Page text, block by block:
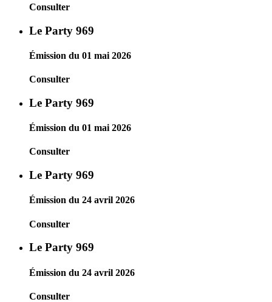
Consulter
Le Party 969
Émission du 01 mai 2026
Consulter
Le Party 969
Émission du 01 mai 2026
Consulter
Le Party 969
Émission du 24 avril 2026
Consulter
Le Party 969
Émission du 24 avril 2026
Consulter